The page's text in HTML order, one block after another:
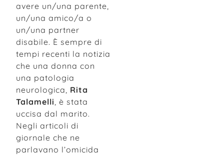
avere un/una parente,
un/una amico/a o
un/una partner
disabile. È sempre di
tempi recenti la notizia
che una donna con
una patologia
neurologica, Rita
Talamelli , è stata
uccisa dal marito.
Negli articoli di
giornale che ne
parlavano l’omicida